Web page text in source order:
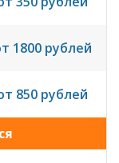
1800 рублей
850 рублей